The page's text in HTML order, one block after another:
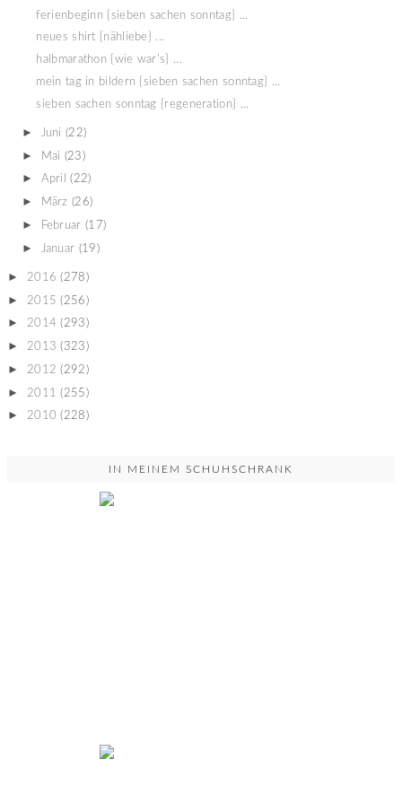
ferienbeginn {sieben sachen sonntag} ...
neues shirt {nähliebe} ...
halbmarathon {wie war's} ...
mein tag in bildern {sieben sachen sonntag} ...
sieben sachen sonntag {regeneration} ...
► Juni (22)
► Mai (23)
► April (22)
► März (26)
► Februar (17)
► Januar (19)
► 2016 (278)
► 2015 (256)
► 2014 (293)
► 2013 (323)
► 2012 (292)
► 2011 (255)
► 2010 (228)
IN MEINEM SCHUHSCHRANK